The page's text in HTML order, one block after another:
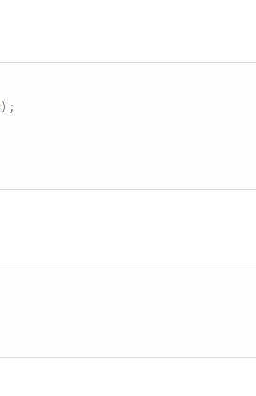
) ;